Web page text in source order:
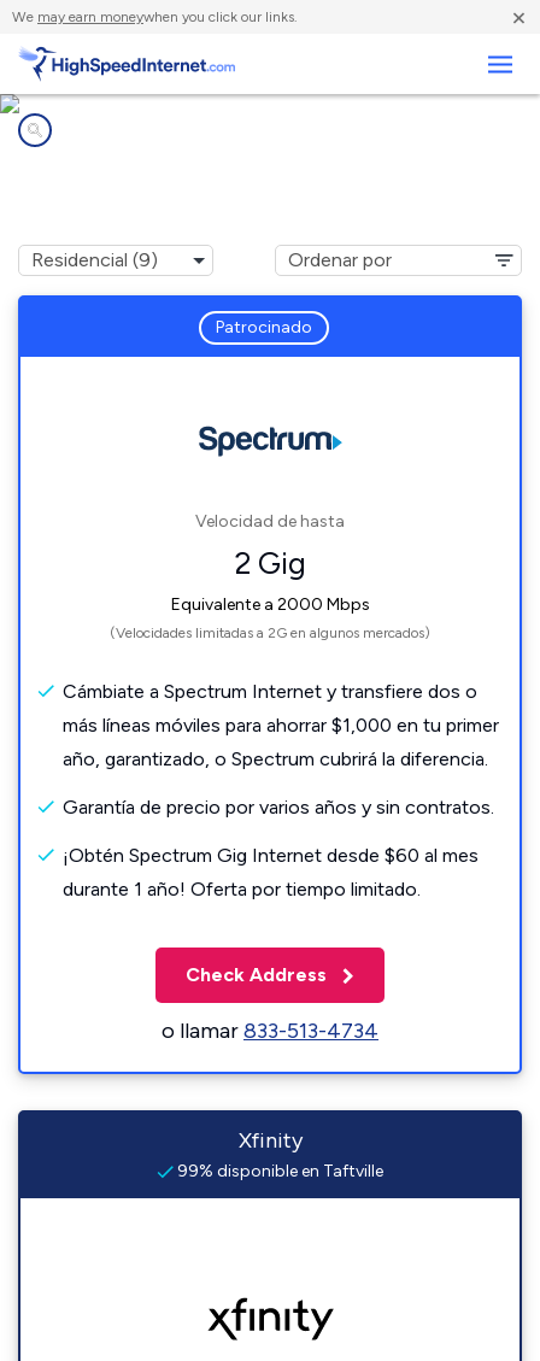
We may earn moneywhen you click our links. ×
Patrocinado
Velocidad de hasta
2 Gig
Equivalente a 2000 Mbps
(Velocidades limitadas a 2G en algunos mercados)
Cámbiate a Spectrum Internet y transfiere dos o
más líneas móviles para ahorrar $1,000 en tu primer
año, garantizado, o Spectrum cubrirá la diferencia.
Garantía de precio por varios años y sin contratos.
¡Obtén Spectrum Gig Internet desde $60 al mes
durante 1 año! Oferta por tiempo limitado.
Check Address
o llamar833-513-4734
Xfinity
99% disponible en Taftville